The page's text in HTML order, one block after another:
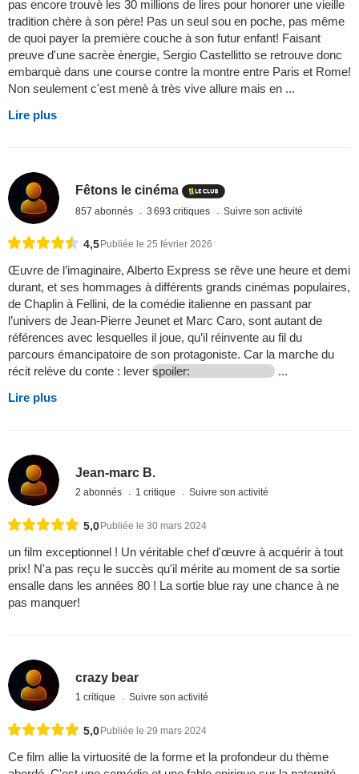
pas encore trouvè les 30 millions de lires pour honorer une vieille
tradition chère à son père! Pas un seul sou en poche, pas même
de quoi payer la première couche à son futur enfant! Faisant
preuve d'une sacrèe ènergie, Sergio Castellitto se retrouve donc
embarquè dans une course contre la montre entre Paris et Rome!
Non seulement c'est menè à très vive allure mais en ...
Lire plus
Fêtons le cinéma
857 abonnés 3 693 critiques Suivre son activité
4,5Publiée le 25 février 2026
Œuvre de l’imaginaire, Alberto Express se rêve une heure et demi
durant, et ses hommages à différents grands cinémas populaires,
de Chaplin à Fellini, de la comédie italienne en passant par
l’univers de Jean-Pierre Jeunet et Marc Caro, sont autant de
références avec lesquelles il joue, qu’il réinvente au fil du
parcours émancipatoire de son protagoniste. Car la marche du
récit relève du conte : lever spoiler:
...
Lire plus
Jean-marc B.
2 abonnés 1 critique Suivre son activité
5,0Publiée le 30 mars 2024
un film exceptionnel ! Un véritable chef d'œuvre à acquérir à tout
prix! N'a pas reçu le succès qu'il mérite au moment de sa sortie
ensalle dans les années 80 ! La sortie blue ray une chance à ne
pas manquer!
crazy bear
1 critique Suivre son activité
5,0 Publiée le 29 mars 2024
Ce film allie la virtuosité de la forme et la profondeur du thème